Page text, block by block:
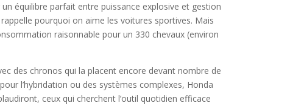
équilibre parfait entre puissance explosive et gestion
pourquoi on aime les voitures sportives. Mais
raisonnable pour un 330 chevaux (environ
des chronos qui la placent encore devant nombre de
l’hybridation ou des systèmes complexes, Honda
ceux qui cherchent l’outil quotidien efficace